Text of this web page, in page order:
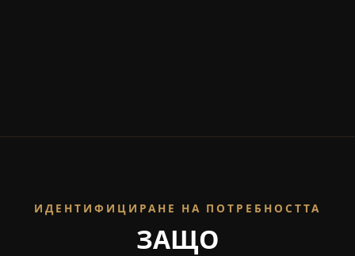
ИДЕНТИФИЦИРАНЕ НА ПОТРЕБНОСТТА
ЗАЩО